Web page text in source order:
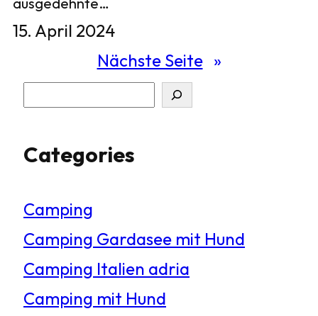
15. April 2024
Nächste Seite »
c
e
n
Categories
Camping
Camping Gardasee mit Hund
Camping Italien adria
Camping mit Hund